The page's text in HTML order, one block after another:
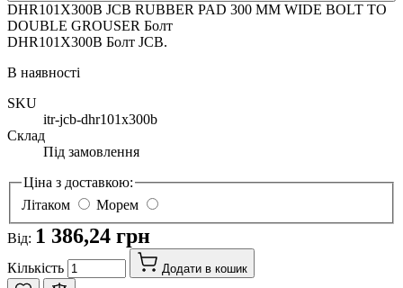
DHR101X300B JCB RUBBER PAD 300 MM WIDE BOLT TO
DOUBLE GROUSER Болт
DHR101X300B Болт JCB.
В наявності
SKU
itr-jcb-dhr101x300b
Склад
Під замовлення
Ціна з доставкою:
Літаком
Морем
Від: 1 386,24 грн
Кількість Додати в кошик